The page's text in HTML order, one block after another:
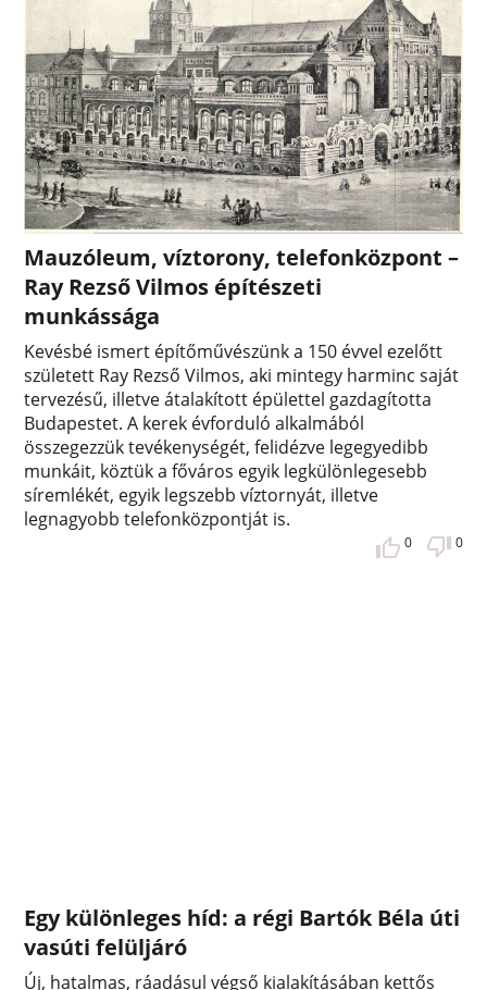
Mauzóleum, víztorony, telefonközpont –
Ray Rezső Vilmos építészeti
munkássága
Kevésbé ismert építőművészünk a 150 évvel ezelőtt
született Ray Rezső Vilmos, aki mintegy harminc saját
tervezésű, illetve átalakított épülettel gazdagította
Budapestet. A kerek évforduló alkalmából
összegezzük tevékenységét, felidézve legegyedibb
munkáit, köztük a főváros egyik legkülönlegesebb
síremlékét, egyik legszebb víztornyát, illetve
legnagyobb telefonközpontját is.
0 0
Egy különleges híd: a régi Bartók Béla úti
vasúti felüljáró
Új, hatalmas, ráadásul végső kialakításában kettős